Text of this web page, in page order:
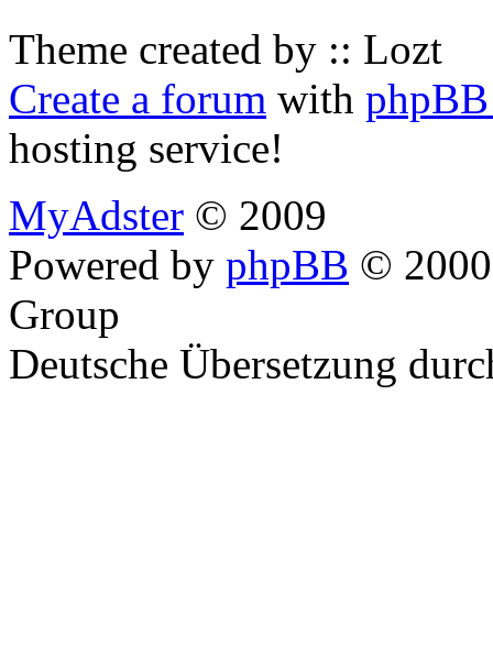
Theme created by :: Lozt
Create a forum with
hosting service!
MyAdster © 2009
Powered by phpBB ©
Group
Deutsche Übersetzung